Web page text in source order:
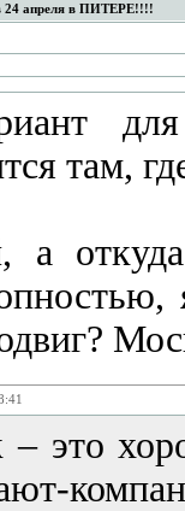
24 апреля в ПИТЕРЕ!!!!
там,
а
– это